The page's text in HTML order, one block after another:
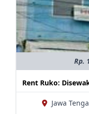
Rp.
Rent Ruko:
Jawa